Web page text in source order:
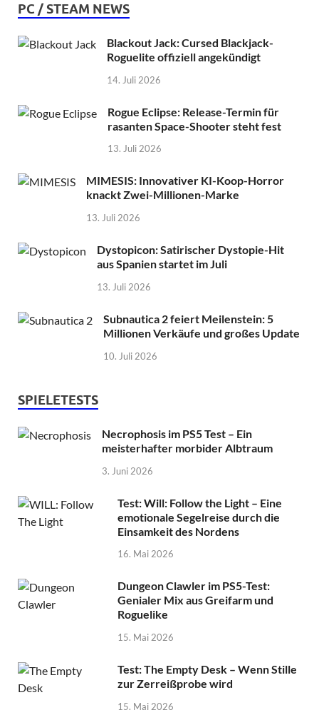
PC / STEAM NEWS
Blackout Jack: Cursed Blackjack-
Roguelite offiziell angekündigt
14. Juli 2026
Rogue Eclipse: Release-Termin für
rasanten Space-Shooter steht fest
13. Juli 2026
MIMESIS: Innovativer KI-Koop-Horror
knackt Zwei-Millionen-Marke
13. Juli 2026
Dystopicon: Satirischer Dystopie-Hit
aus Spanien startet im Juli
13. Juli 2026
Subnautica 2 feiert Meilenstein: 5
Millionen Verkäufe und großes Update
10. Juli 2026
SPIELETESTS
Necrophosis im PS5 Test – Ein
meisterhafter morbider Albtraum
3. Juni 2026
Test: Will: Follow the Light – Eine
emotionale Segelreise durch die
Einsamkeit des Nordens
16. Mai 2026
Dungeon Clawler im PS5-Test:
Genialer Mix aus Greifarm und
Roguelike
15. Mai 2026
Test: The Empty Desk – Wenn Stille
zur Zerreißprobe wird
15. Mai 2026